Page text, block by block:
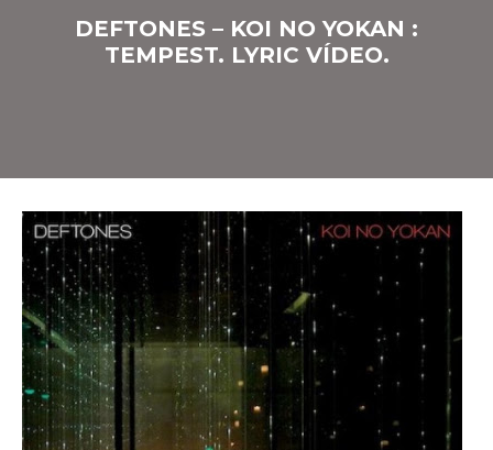
DEFTONES – KOI NO YOKAN :
TEMPEST. LYRIC VÍDEO.